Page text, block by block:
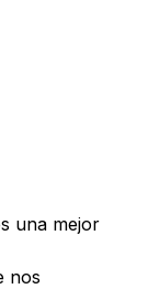
una mejor
nos